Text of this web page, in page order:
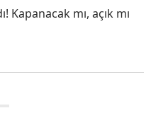
Kapanacak mı, açık mı